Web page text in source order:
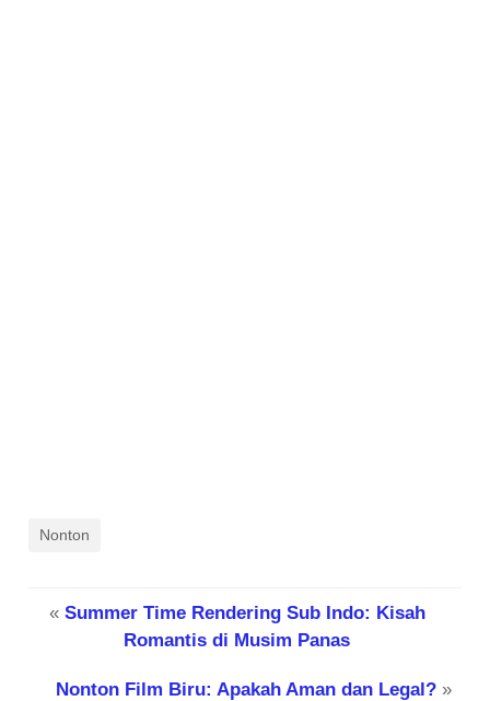
Nonton
« Summer Time Rendering Sub Indo: Kisah
Romantis di Musim Panas
Nonton Film Biru: Apakah Aman dan Legal?»